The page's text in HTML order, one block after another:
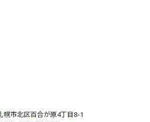
市北区百合が原4丁目8-1